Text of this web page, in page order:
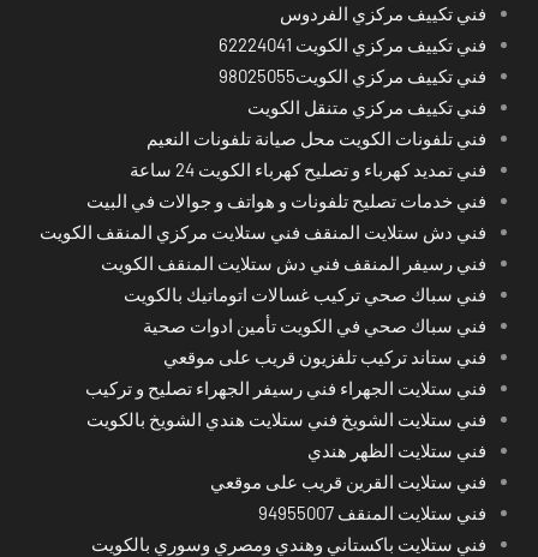
فني تكييف مركزي الفردوس
فني تكييف مركزي الكويت 62224041
فني تكييف مركزي الكويت98025055
فني تكييف مركزي متنقل الكويت
فني تلفونات الكويت محل صيانة تلفونات النعيم
فني تمديد كهرباء و تصليح كهرباء الكويت 24 ساعة
فني خدمات تصليح تلفونات و هواتف و جوالات في البيت
فني دش ستلايت المنقف فني ستلايت مركزي المنقف الكويت
فني رسيفر المنقف فني دش ستلايت المنقف الكويت
فني سباك صحي تركيب غسالات اتوماتيك بالكويت
فني سباك صحي في الكويت تأمين ادوات صحية
فني ستاند تركيب تلفزيون قريب على موقعي
فني ستلايت الجهراء فني رسيفر الجهراء تصليح و تركيب
فني ستلايت الشويخ فني ستلايت هندي الشويخ بالكويت
فني ستلايت الظهر هندي
فني ستلايت القرين قريب على موقعي
فني ستلايت المنقف 94955007
فني ستلايت باكستاني وهندي ومصري وسوري بالكويت